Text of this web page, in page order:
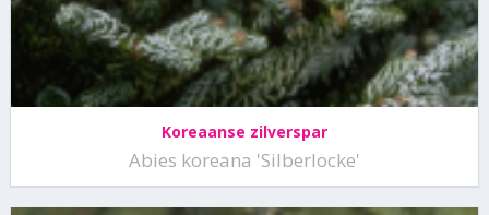
Koreaanse zilverspar
Abies koreana 'Silberlocke'